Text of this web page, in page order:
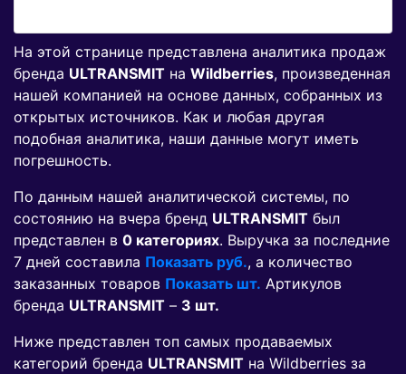
На этой странице представлена аналитика продаж
бренда ULTRANSMIT на Wildberries, произведенная
нашей компанией на основе данных, собранных из
открытых источников. Как и любая другая
подобная аналитика, наши данные могут иметь
погрешность.
По данным нашей аналитической системы, по
состоянию на вчера бренд ULTRANSMIT был
представлен в 0 категориях. Выручка за последние
7 дней составила Показать руб., а количество
заказанных товаров Показать шт. Артикулов
бренда ULTRANSMIT – 3 шт.
Ниже представлен топ самых продаваемых
категорий бренда ULTRANSMIT на Wildberries за